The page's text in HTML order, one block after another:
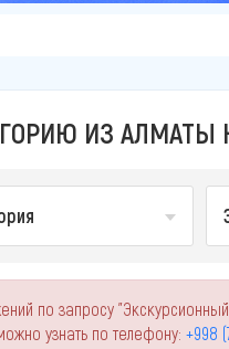
ИЗ АЛМАТЫ
по запросу
узнать по телефону: +998